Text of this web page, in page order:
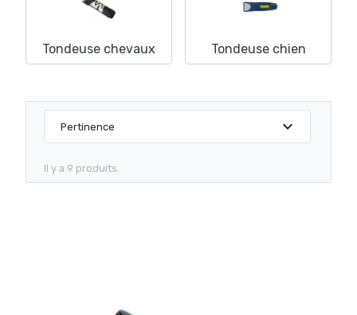
Tondeuse chevaux Tondeuse chien
Il y a 9 produits.
Pertinence expand_more